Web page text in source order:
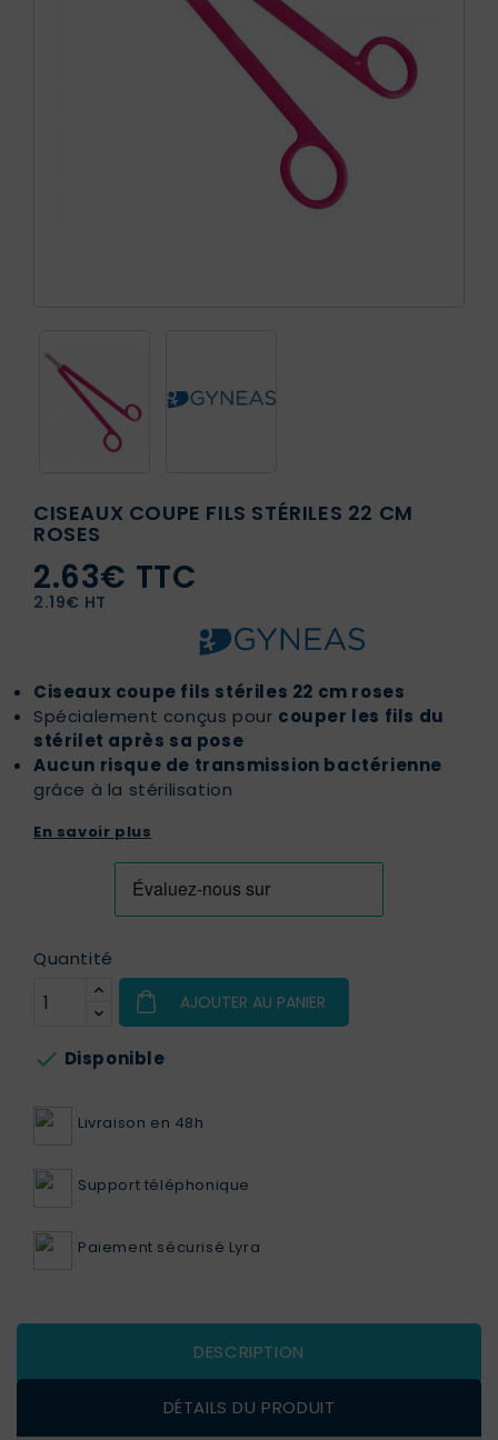
CISEAUX COUPE FILS STÉRILES 22 CM
ROSES
2.63€ TTC
2.19€ HT
Ciseaux coupe fils stériles 22 cm roses
Spécialement conçus pour couper les fils du
stérilet après sa pose
Aucun risque de transmission bactérienne
grâce à la stérilisation
En savoir plus
Quantité
AJOUTER AU PANIER
 Disponible
Livraison en 48h
Support téléphonique
Paiement sécurisé Lyra
DESCRIPTION
DÉTAILS DU PRODUIT